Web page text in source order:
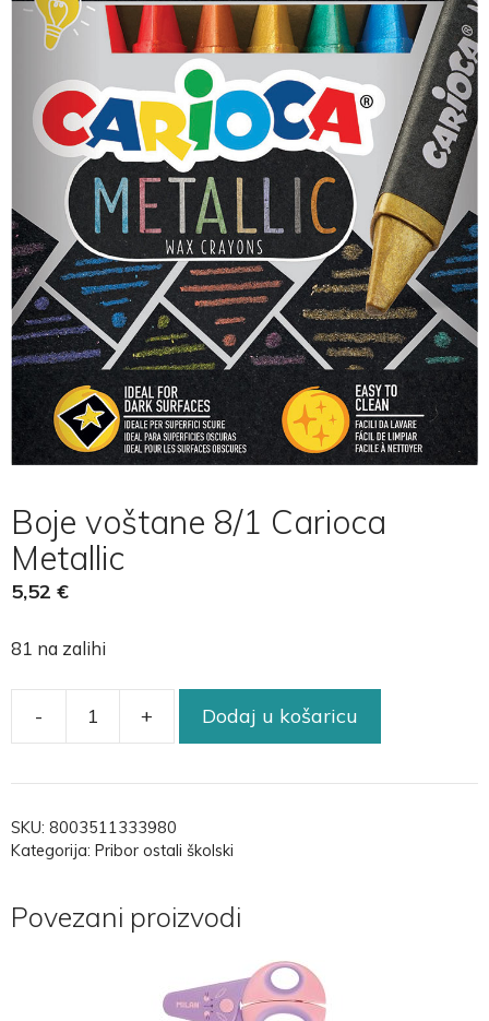
Boje voštane 8/1 Carioca
Metallic
5,52 €
81 na zalihi
- + Dodaj u košaricu
SKU: 8003511333980
Kategorija: Pribor ostali školski
Povezani proizvodi